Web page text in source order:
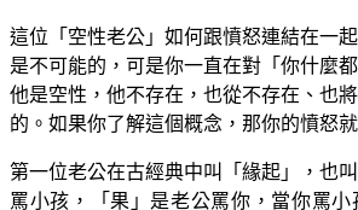
這位「空性老公」如何跟憤怒連結在一
是不可能的，可是你一直在對「你什麼
他是空性，他不存在，也從不存在、也
的。如果你了解這個概念，那你的憤怒
第一位老公在古經典中叫「緣起」，也
罵小孩，「果」是老公罵你，當你罵